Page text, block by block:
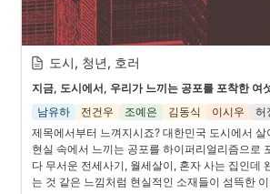
도시, 청년, 호러
지금, 도시에서, 우리가 느끼는 공포를 포착한 여
남유하
전건우 조예은 김동식 이시우
허
제목에서부터 느껴지시죠? 대한민국 도시에서
현실 속에서 느끼는 공포를 하이퍼리얼리즘으로
다 무서운 전세사기, 월세살이, 혼자 사는 집인데
는 것 같은 느낌처럼 현실적인 소재들이 섬뜩한